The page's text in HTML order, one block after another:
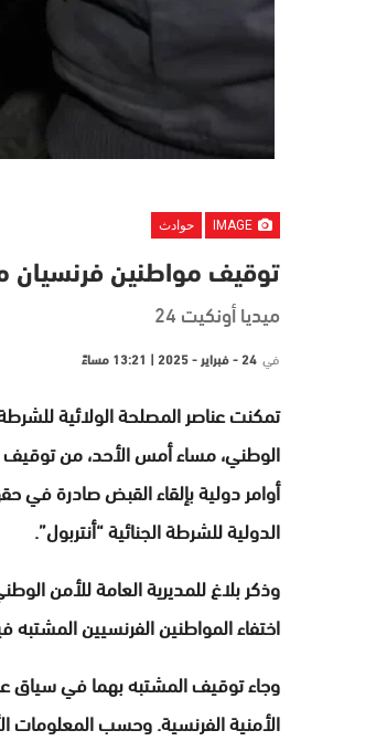
حوادث
توقيف مواطنين فرنسيان
ميديا أونكيت 24
في 24 - فبراير - 2025 | 13:21 مساءً
تمكنت عناصر المصلحة الولائية
أوامر دولية بإلقاء القبض صادرة
الدولية للشرطة الجنائية “أنتربول”.
وذكر بلاغ للمديرية العامة للأمن
اختفاء المواطنين الفرنسيين
وجاء توقيف المشتبه بهما في سياق
الأمنية الفرنسية. وحسب المعلومات